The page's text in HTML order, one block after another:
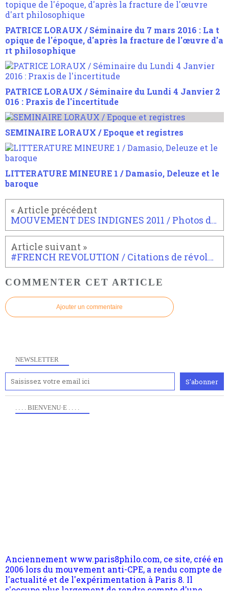
PATRICE LORAUX / Séminaire du 7 mars 2016 : La t
opique de l'époque, d'après la fracture de l'œuvre d'a
rt philosophique
PATRICE LORAUX / Séminaire du Lundi 4 Janvier 2
016 : Praxis de l'incertitude
SEMINAIRE LORAUX / Epoque et registres
LITTERATURE MINEURE 1 / Damasio, Deleuze et le
baroque
MOUVEMENT DES INDIGNES 2011 / Photos de la révolution fractale
#FRENCH REVOLUTION / Citations de révolutionnaires, jeje.
COMMENTER CET ARTICLE
Ajouter un commentaire
NEWSLETTER
. . . . BIENVENU·E . . . .
l'actualité et de l'expérimentation à Paris 8. Il
s'occupe plus largement de rendre compte d'une
transformation dans les paradigmes philosophiques
suivant la pensée du Dehors ou du Surpli, omme la